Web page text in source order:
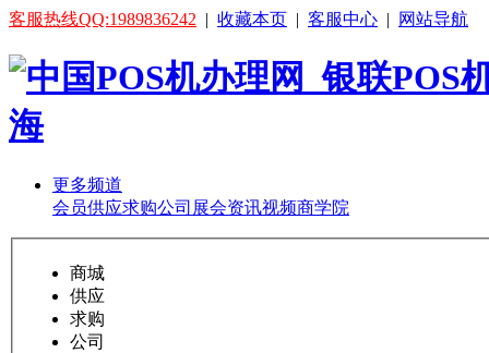
客服热线QQ:1989836242 | 收藏本页 | 客服中心 | 网站导航
更多频道
会员供应求购公司 展会资讯视频商学院
商城
供应
求购
公司